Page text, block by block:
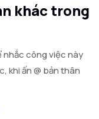
khác trong
nhắc công việc này
khi ấn @ bản thân